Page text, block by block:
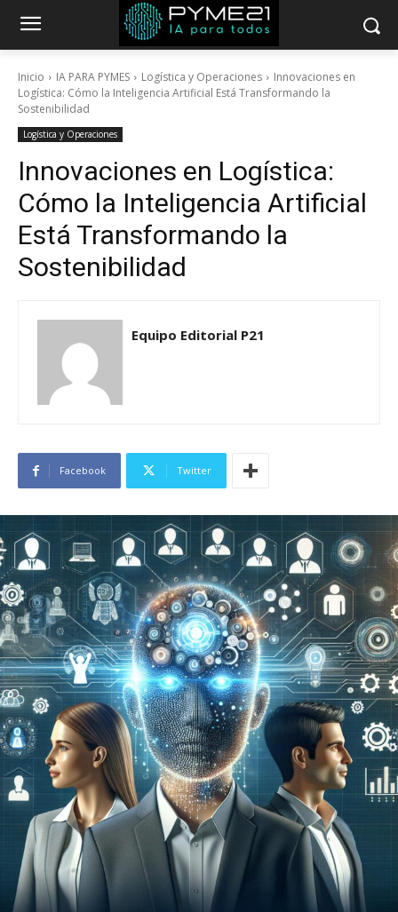
Inicio IA PARA PYMES Logística y Operaciones
Innovaciones en
Logística: Cómo la Inteligencia Artificial Está Transformando la
Sostenibilidad
Logística y Operaciones
Innovaciones en Logística:
Cómo la Inteligencia Artificial
Está Transformando la
Sostenibilidad
Equipo Editorial P21
Facebook Twitter